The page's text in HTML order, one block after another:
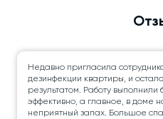
Недавно пригласила
дезинфекции квартиры, и
результатом. Работу выполнили
эффективно, а главное, в доме
неприятный запах. Большое